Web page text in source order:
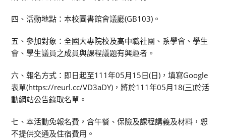
四、活動地點：本校圖書館會議廳(GB103)。
五、參加對象：全國大專院校及高中職社團、系學會、學生
會、學生議員之成員與課程議題有興趣者。
六、報名方式：即日起至111年05月15日(日)，填寫Google
表單(https://reurl.cc/VD3aDY)，將於111年05月18(三)於活
動網站公告錄取名單。
七、本活動免報名費，含午餐、保險及課程講義及材料，恕
不提供交通及住宿費用。